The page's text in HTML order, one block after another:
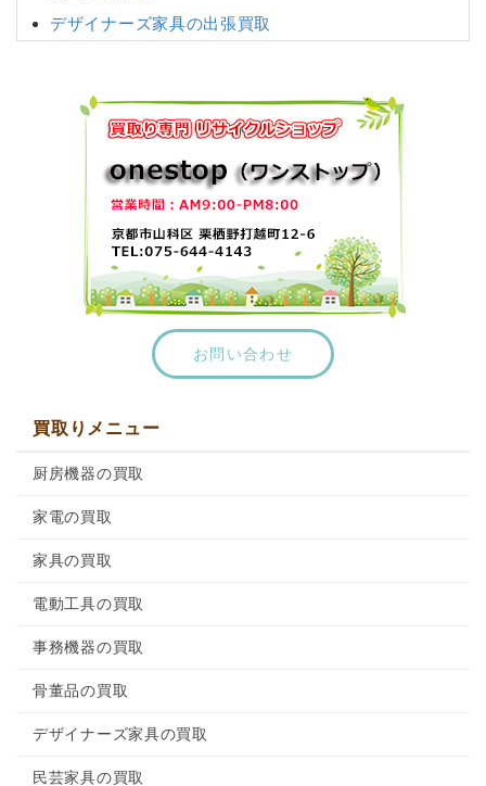
デザイナーズ家具の出張買取
京都市上京区で不用品買取のリサイクルショップな
京都市下京区で不用品買取のリサイクルショップな
らワンストップ
京都市中京区で不用品買取のリサイクルショップな
らワンストップ
京都市伏見区で不用品買取のリサイクルショップな
らワンストップ
京都市北区で不用品買取のリサイクルショップなら
京都市南区で不用品買取のリサイクルショップなら
らワンストップ
京都市山科区で不用品買取のリサイクルショップな
京都市左京区で不用品買取のリサイクルショップな
らワンストップ
らワンストップ
京都市西京区で不用品買取のリサイクルショップな
お問い合わせ
買取りメニュー
厨房機器の買取
家電の買取
家具の買取
電動工具の買取
事務機器の買取
骨董品の買取
デザイナーズ家具の買取
民芸家具の買取